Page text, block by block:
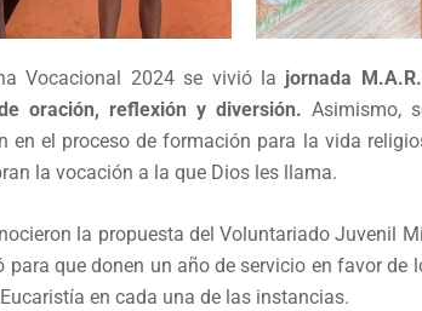
Vocacional 2024 se vivió la jornada
oración, reflexión y diversión. Asimismo,
en el proceso de formación para la vida
la vocación a la que Dios les llama.
la propuesta del Voluntariado Juvenil
para que donen un año de servicio en favor de
en cada una de las instancias.